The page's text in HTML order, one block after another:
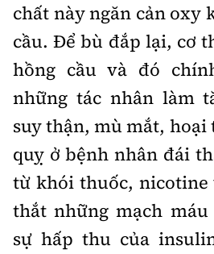
chất này ngăn cản oxy
cầu. Để bù đắp lại, cơ
hồng cầu và đó
những tác nhân làm
suy thận, mù mắt, hoại
quỵ ở bệnh nhân đái
từ khói thuốc, nicotine
thắt những mạch
sự hấp thu của